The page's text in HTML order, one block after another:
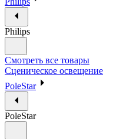
Philips
Смотреть все товары
Сценическое освещение
PoleStar
PoleStar